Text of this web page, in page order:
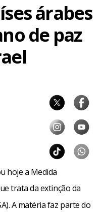
árabes
de paz
hoje a Medida
trata da extinção da
A matéria faz parte do